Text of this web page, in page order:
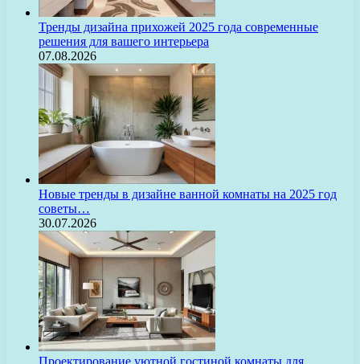
Тренды дизайна прихожей 2025 года современные
решения для вашего интерьера
07.08.2026
Новые тренды в дизайне ванной комнаты на 2025 год
советы…
30.07.2026
Проектирование уютной гостиной комнаты для